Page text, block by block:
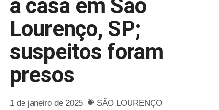
a casa em São
Lourenço, SP;
suspeitos foram
presos
1 de janeiro de 2025 SÃO LOURENÇO